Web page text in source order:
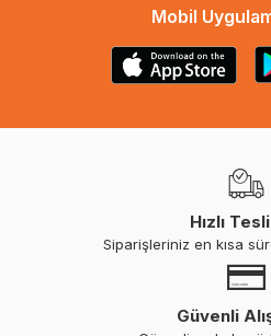
Mobil
Hızlı
Siparişleriniz en kısa
Güvenli